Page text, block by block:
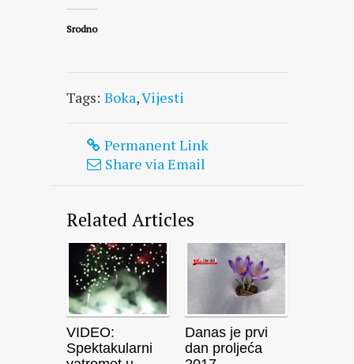
Srodno
Tags: Boka,Vijesti
Permanent Link
Share via Email
Related Articles
VIDEO:
Spektakularni
Danas je prvi
dan proljeća